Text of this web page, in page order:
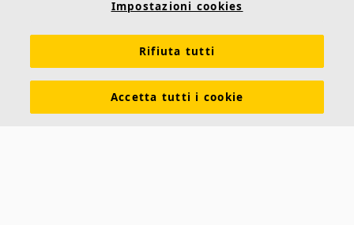
Dichiarazioni di Performance Informazioni legali
Scarica le nostre brochure Segnalazioni Whistleblowing
Impostazioni cookies
Rifiuta tutti
Accetta tutti i cookie